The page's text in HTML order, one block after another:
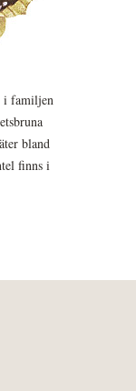
i familjen
bland
finns i